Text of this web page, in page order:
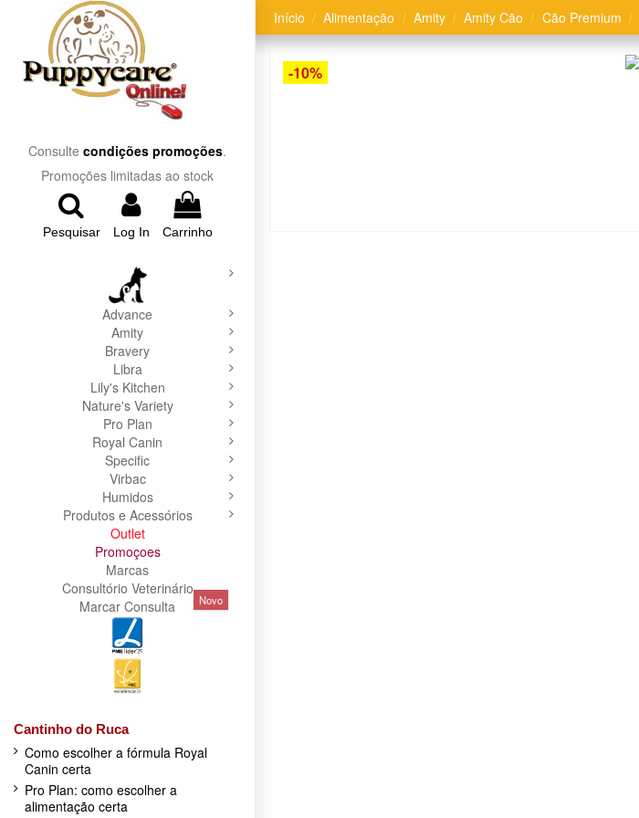
Consulte condições promoções.
Promoções limitadas ao stock
Pesquisar Log In Carrinho
Advance
Amity
Bravery
Libra
Lily's Kitchen
Nature's Variety
Pro Plan
Royal Canin
Specific
Virbac
Humidos
Produtos e Acessórios
Outlet
Promoçoes
Marcas
Consultório Veterinário
Marcar Consulta
Novo
Cantinho do Ruca
Como escolher a fórmula Royal
Canin certa
Pro Plan: como escolher a
alimentação certa
Início Alimentação Amity Amity Cão Cão Premium
-10%